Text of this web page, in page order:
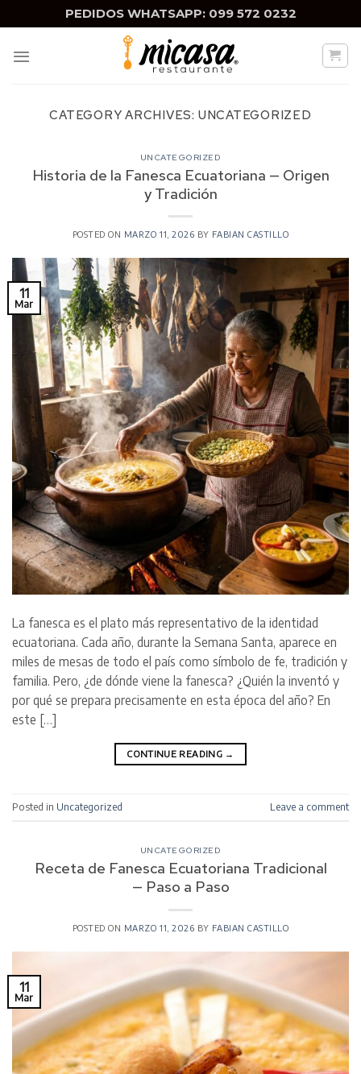
to
PEDIDOS WHATSAPP: 099 572 0232
CATEGORY ARCHIVES: UNCATEGORIZED
UNCATEGORIZED
Historia de la Fanesca Ecuatoriana — Origen
y Tradición
POSTED ON MARZO 11, 2026 BY FABIAN CASTILLO
11
Mar
La fanesca es el plato más representativo de la identidad
ecuatoriana. Cada año, durante la Semana Santa, aparece en
miles de mesas de todo el país como símbolo de fe, tradición y
familia. Pero, ¿de dónde viene la fanesca? ¿Quién la inventó y
por qué se prepara precisamente en esta época del año? En
este […]
CONTINUE READING →
Posted in Uncategorized Leave a comment
UNCATEGORIZED
Receta de Fanesca Ecuatoriana Tradicional
— Paso a Paso
POSTED ON MARZO 11, 2026 BY FABIAN CASTILLO
11
Mar